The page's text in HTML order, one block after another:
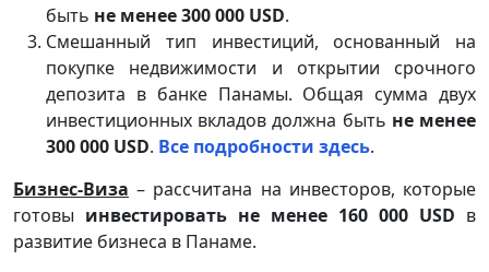
быть не менее 300 000 USD.
Смешанный тип инвестиций, основанный на
покупке недвижимости и открытии срочного
депозита в банке Панамы. Общая сумма двух
инвестиционных вкладов должна быть не менее
300 000 USD. Все подробности здесь.
Бизнес-Виза – рассчитана на инвесторов, которые
готовы инвестировать не менее 160 000 USD в
развитие бизнеса в Панаме.